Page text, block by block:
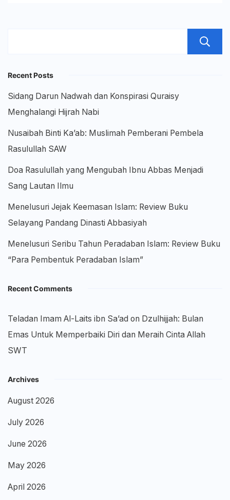
Recent Posts
Sidang Darun Nadwah dan Konspirasi Quraisy
Menghalangi Hijrah Nabi
Nusaibah Binti Ka’ab: Muslimah Pemberani Pembela
Rasulullah SAW
Doa Rasulullah yang Mengubah Ibnu Abbas Menjadi
Sang Lautan Ilmu
Menelusuri Jejak Keemasan Islam: Review Buku
Selayang Pandang Dinasti Abbasiyah
Menelusuri Seribu Tahun Peradaban Islam: Review Buku
“Para Pembentuk Peradaban Islam”
Recent Comments
Teladan Imam Al-Laits ibn Sa’ad on Dzulhijjah: Bulan
Emas Untuk Memperbaiki Diri dan Meraih Cinta Allah
SWT
Archives
August 2026
July 2026
June 2026
May 2026
April 2026